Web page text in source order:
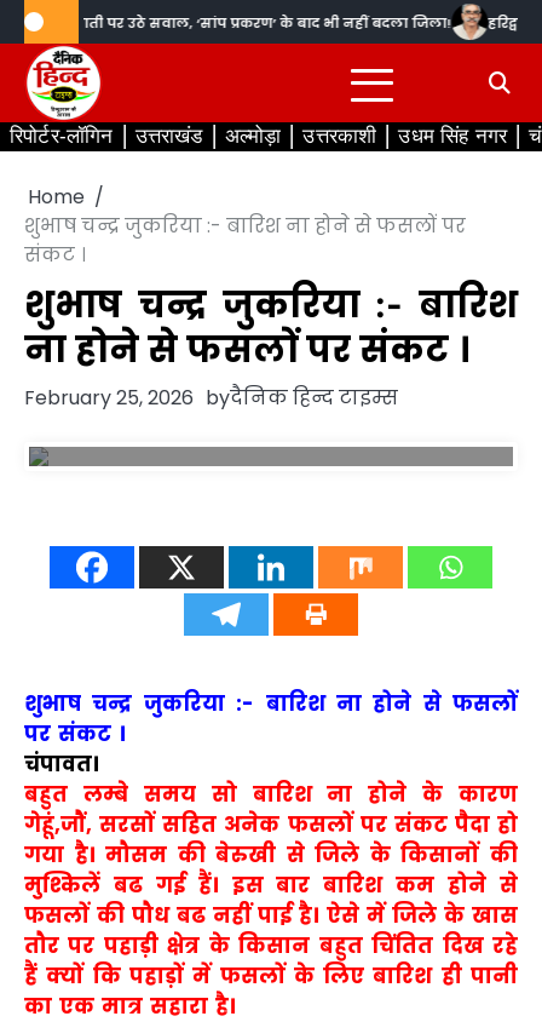
Skip
to
content
में तैनाती पर उठे सवाल, ‘सांप प्रकरण’ के बाद भी नहीं बदला जिला! हरिद्वार
रिपोर्टर-लॉगिन उत्तराखंड अल्मोड़ा उत्तरकाशी उधम सिंह नगर
Home
शुभाष चन्द्र जुकरिया :- बारिश ना होने से फसलों पर
संकट ।
शुभाष चन्द्र जुकरिया :- बारिश
ना होने से फसलों पर संकट ।
February 25, 2026 byदैनिक हिन्द टाइम्स
शुभाष चन्द्र जुकरिया :- बारिश ना होने से फसलों
पर संकट ।
चंपावत।
बहुत लम्बे समय सो बारिश ना होने के कारण
गेहूं,जौं, सरसों सहित अनेक फसलों पर संकट पैदा हो
गया है। मौसम की बेरुखी से जिले के किसानों की
मुश्किलें बढ गई हैं। इस बार बारिश कम होने से
फसलों की पौध बढ नहीं पाई है। ऐसे में जिले के खास
तौर पर पहाड़ी क्षेत्र के किसान बहुत चिंतित दिख रहे
हैं क्यों कि पहाड़ों में फसलों के लिए बारिश ही पानी
का एक मात्र सहारा है।